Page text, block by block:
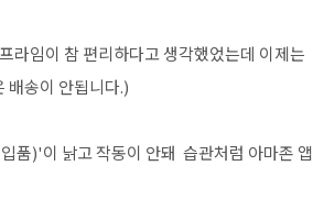
라임이 참 편리하다고 생각했었는데 이제는
배송이 안됩니다.)
품)'이 낡고 작동이 안돼 습관처럼 아마존 앱